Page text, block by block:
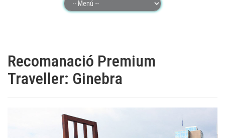
Recomanació Premium
Traveller: Ginebra